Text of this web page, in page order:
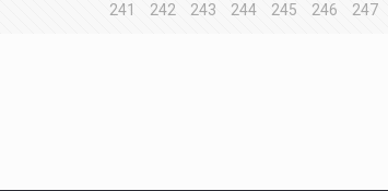
241 242 243 244 245 246 247